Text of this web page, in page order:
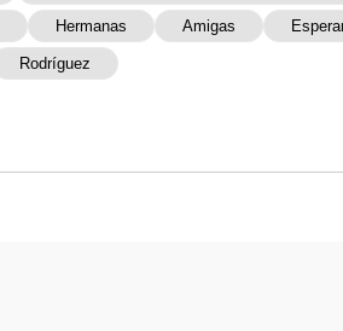
Hermanas Amigas
Rodríguez